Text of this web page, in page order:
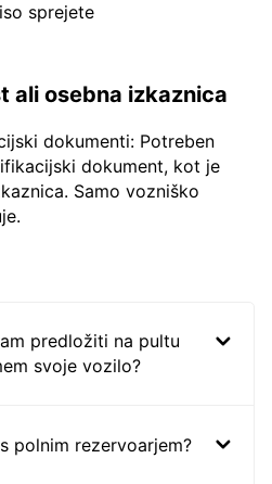
sprejete
ali osebna izkaznica
dokumenti: Potreben
dokument, kot je
Samo vozniško
predložiti na pultu
svoje vozilo?
polnim rezervoarjem?